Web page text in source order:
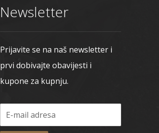
Newsletter
Prijavite se na naš newsletter i
prvi dobivajte obavijesti i
kupone za kupnju.